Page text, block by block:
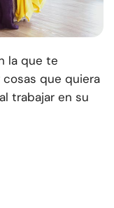
la que te
cosas que quiera
trabajar en su